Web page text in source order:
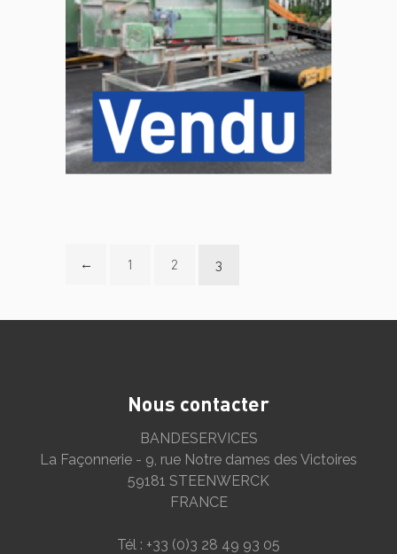
← 1 2 3
Nous contacter
BANDESERVICES
La Façonnerie - 9, rue Notre dames des Victoires
59181 STEENWERCK
FRANCE
Tél : +33 (0)3 28 49 93 05